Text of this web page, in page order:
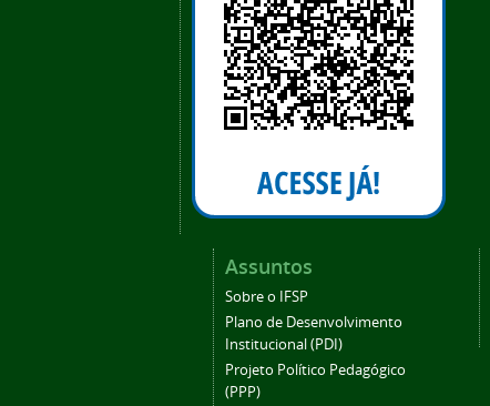
Assuntos
Sobre o IFSP
Plano de Desenvolvimento
Institucional (PDI)
Projeto Político Pedagógico
(PPP)